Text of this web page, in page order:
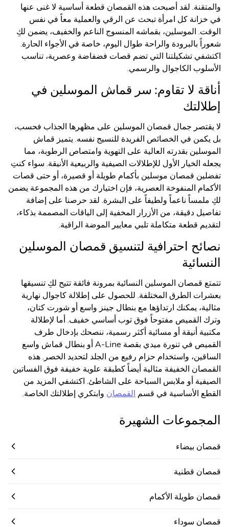
والمتقنة. لقد أصبحت هذه القمصان قطعة أساسية لا غنى عنها
في خزانة كل امرأة تبحث عن الرقي والعملية معاً في نفس
الوقت. الموسلين، بقماشه المنسوج الناعم والخفيف، يضمن لكِ
شعوراً بالبرودة والراحة طوال اليوم، خاصة في الأجواء الحارة.
اكتشفي تشكيلتنا التي تضم قصات فضفاضة وعصرية، تناسب
الأسلوب الكاجوال والرسمي.
أناقة لا تقاوم: سر قماش الموسلين في
إطلالتك
لا يقتصر جمال قمصان الموسلين على مظهرها الجذاب فحسب،
بل يكمن في الخصائص الفريدة للنسيج نفسه. يتميز قماش
الموسلين بقدرته العالية على التهوية وامتصاص الرطوبة، مما
يجعله الخيار الأول للإطلالات الصيفية والربيعية الأنيقة. سواء كنتِ
تفضلين قمصان موسلين بأكمام طويلة أو قصيرة، أو حتى قصات
الأكمام المنفوخة العصرية، فإن اختيارك من هذه المجموعة يضمن
لكِ ملمساً ناعماً ولطيفاً على البشرة. لقد حرصنا على إضافة
تفاصيل دقيقة، من الأزرار المخفية إلى الياقات المصممة بذكاء،
لتقديم قطعة متكاملة تلبي معايير الموضة الراقية.
نصائح احترافية لتنسيق قمصان الموسلين
النسائية
تتمتع قمصان الموسلين النسائية بمرونة فائقة تتيح لكِ تنسيقها
بعشرات الطرق المختلفة. للحصول على إطلالة كاجوال نهارية
مثالية، يمكنك ارتداؤها مع بنطال جينز واسع أو شورت كتان،
وترك القميص مفتوحاً فوق توب أساسي خفيف. أما لإطلالة
مكتبية أنيقة أو مسائية أكثر رسمية، ننصحك بإدخال طرف
القميص في تنورة ميدي بقصة A-Line أو بنطال قماش واسع
الساقين، واستخدام حزام رفيع من الجلد لتحديد الخصر. هذه
القمصان الخفيفة مثالية أيضاً كطبقة علوية خفيفة فوق الفساتين
الصيفية أو ملابس السباحة على الشاطئ. اكتشفي المزيد من
القطع الأساسية في قسم القمصان وابتكري إطلالتك الخاصة.
المجموعات الشهيرة
قمصان بيضاء
قمصان قطنية
قمصان طويلة الأكمام
قمصان سوداء